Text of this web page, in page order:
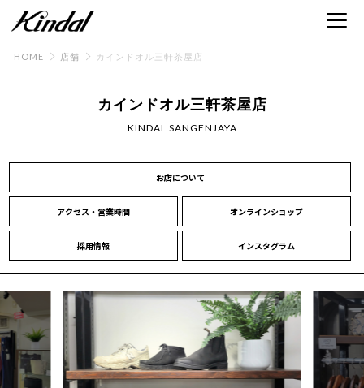
HOME 店舗 カインドオル三軒茶屋店
カインドオル三軒茶屋店
KINDAL SANGENJAYA
お店について
アクセス・営業時間 オンラインショップ
採用情報 インスタグラム